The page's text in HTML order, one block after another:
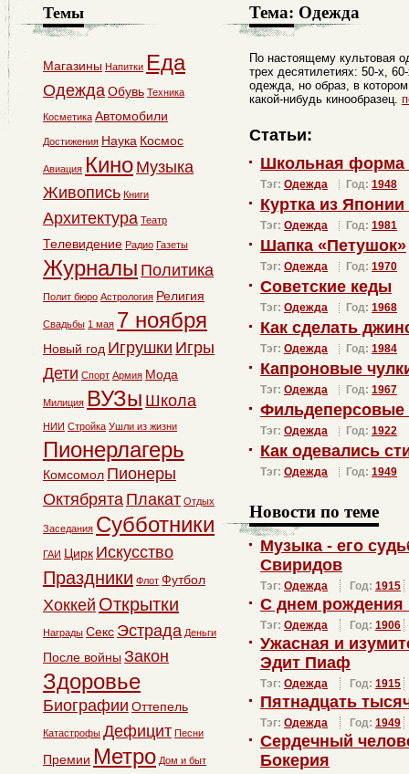
Тема: Одежда
По настоящему культовая
трех десятилетиях: 50-х,
одежда, но образ, в
какой-нибудь кинообразец.
Статьи:
Школьная
Тэг: Одежда Год: 1948
Куртка из
Тэг: Одежда Год: 1981
Шапка «Петушок»
Тэг: Одежда Год: 1970
Советские кеды
Тэг: Одежда Год: 1968
Как сделать
Тэг: Одежда Год: 1984
Капроновые
Тэг: Одежда Год: 1967
Тэг: Одежда Год: 1922
Как одевались
Тэг: Одежда Год: 1949
Новости по теме
Музыка - его
Свиридов
Тэг: Одежда Год: 1915
С днем
Тэг: Одежда Год: 1906
Ужасная и
Эдит Пиаф
Тэг: Одежда Год: 1915
Пятнадцать
Тэг: Одежда Год: 1949
Сердечный
Бокерия
Темы
Магазины Напитки Еда
ОдеждаОбувь Техника
Косметика Автомобили
Достижения Наука Космос
Авиация Кино Музыка
Живопись Книги
Архитектура Театр
Телевидение Радио Газеты
Журналы Политика
Полит бюро Астрология Религия
Свадьбы 1 мая 7 ноября
Новый год Игрушки Игры
Дети Спорт Армия Мода
Милиция ВУЗы Школа
НИИ Стройка Ушли из жизни
Пионерлагерь
Комсомол Пионеры
Октябрята Плакат Отдых
Заседания Субботники
ГАИ Цирк Искусство
Праздники Флот Футбол
Хоккей Открытки
Награды Секс Эстрада Деньги
После войны Закон
Здоровье
Биографии Оттепель
Катастрофы Дефицит Песни
Премии Метро Дом и быт